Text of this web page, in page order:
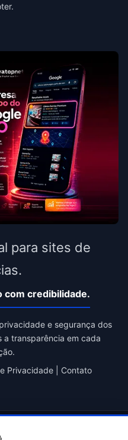
para sites de
com credibilidade.
e segurança dos
a transparência em cada
Privacidade Contato